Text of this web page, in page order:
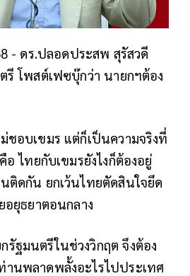
- ดร.ปลอดประสพ สุรัสวดี
รี โพสต์เฟซบุ๊กว่า นายกฯต้อง
ชอบเขมร แต่ก็เป็นความจริงที่
อ ไทยกับเขมรยังไงก็ต้องอยู่
ติดกัน ยกเว้นไทยตัดสินใจยึด
อยุธยาตอนกลาง
ฐมนตรีในช่วงวิกฤต จึงต้อง
นพลาดพลั้งอะไรไปประเทศ